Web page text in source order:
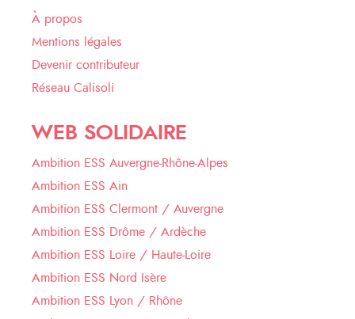
À propos
Mentions légales
Devenir contributeur
Réseau Calisoli
WEB SOLIDAIRE
Ambition ESS Auvergne-Rhône-Alpes
Ambition ESS Ain
Ambition ESS Clermont / Auvergne
Ambition ESS Drôme / Ardèche
Ambition ESS Loire / Haute-Loire
Ambition ESS Nord Isère
Ambition ESS Lyon / Rhône